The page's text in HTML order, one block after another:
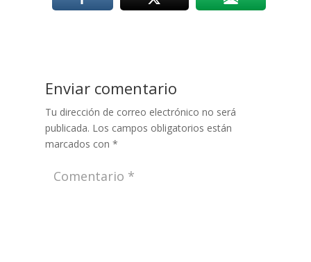
Enviar comentario
Tu dirección de correo electrónico no será
publicada. Los campos obligatorios están
marcados con *